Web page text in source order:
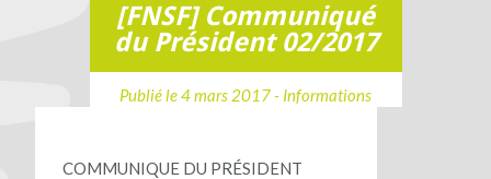
[FNSF] Communiqué
du Président 02/2017
Publié le 4 mars 2017 - Informations
COMMUNIQUE DU PRÉSIDENT